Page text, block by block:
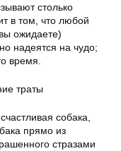
столько
в том, что любой
ожидаете)
надеятся на чудо;
время.
траты
собака,
прямо из
стразами